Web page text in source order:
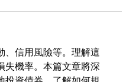
、信用風險等。理解這
失機率。本篇文章將深